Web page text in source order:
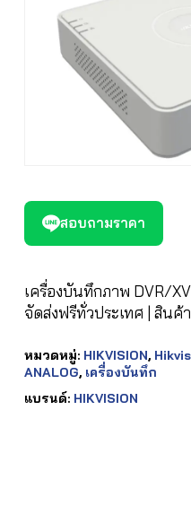
สอบถามราคา
เครื่องบันทึกภาพ DVR/
จัดส่งฟรีทั่วประเทศ | สินค้
หมวดหมู่: HIKVISION,
ANALOG, เครื่องบันทึก
แบรนด์: HIKVISION